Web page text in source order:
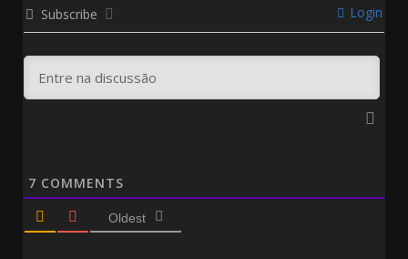
Subscribe Login
7 COMMENTS
Oldest